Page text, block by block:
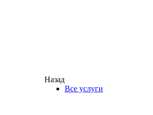
Назад
Все услуги